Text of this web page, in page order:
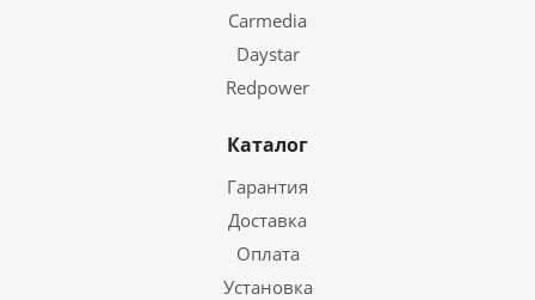
Carmedia
Daystar
Redpower
Каталог
Гарантия
Доставка
Оплата
Установка